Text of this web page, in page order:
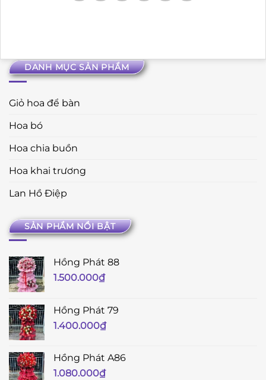
DANH MỤC SẢN PHẨM
Giỏ hoa để bàn
Hoa bó
Hoa chia buồn
Hoa khai trương
Lan Hồ Điệp
SẢN PHẨM NỔI BẬT
Hồng Phát 88
1.500.000₫
Hồng Phát 79
1.400.000₫
Hồng Phát A86
1.080.000₫